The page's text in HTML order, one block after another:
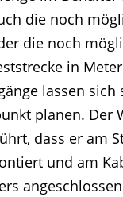
die noch
die noch
in
lassen sich
planen. Der
dass er am
und am